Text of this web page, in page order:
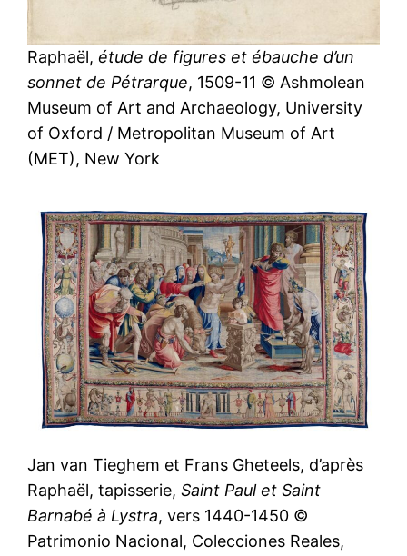
Raphaël,étude de figures et ébauche d’un
sonnet de Pétrarque, 1509-11 © Ashmolean
Museum of Art and Archaeology, University
of Oxford / Metropolitan Museum of Art
(MET), New York
Jan van Tieghem et Frans Gheteels, d’après
Raphaël, tapisserie,Saint Paul et Saint
Barnabé à Lystra, vers 1440-1450 ©
Patrimonio Nacional, Colecciones Reales,